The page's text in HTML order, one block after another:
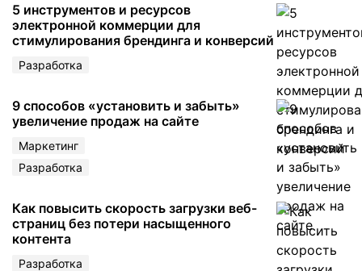
5 инструментов и ресурсов
электронной коммерции для
стимулирования брендинга и конверсий
Разработка
9 способов «установить и забыть»
увеличение продаж на сайте
Маркетинг
Разработка
Как повысить скорость загрузки веб-
страниц без потери насыщенного
контента
Разработка